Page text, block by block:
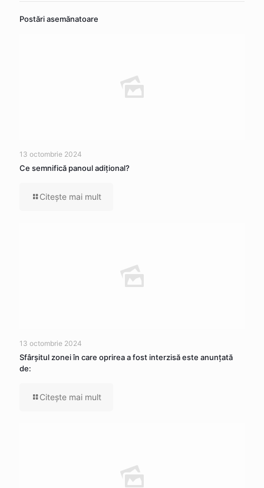
Postări asemănatoare
13 octombrie 2024
Ce semnifică panoul adițional?
Citeşte mai mult
13 octombrie 2024
Sfârșitul zonei în care oprirea a fost interzisă este anunțată
de:
Citeşte mai mult